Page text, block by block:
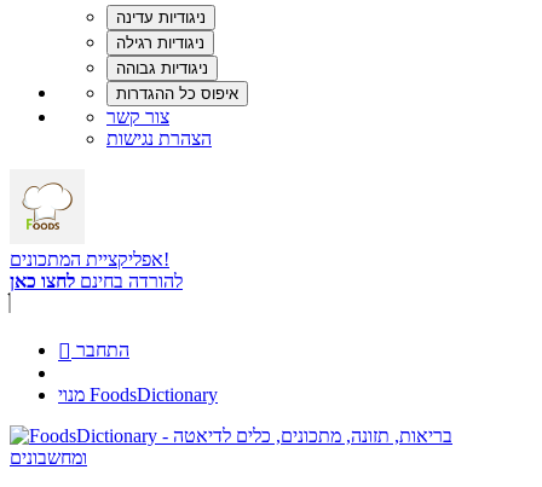
צור קשר
הצהרת נגישות
אפליקציית המתכונים!
להורדה בחינם לחצו כאן
 התחבר
מנוי FoodsDictionary